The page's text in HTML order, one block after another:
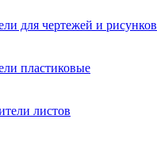
для чертежей и рисунков
пластиковые
листов